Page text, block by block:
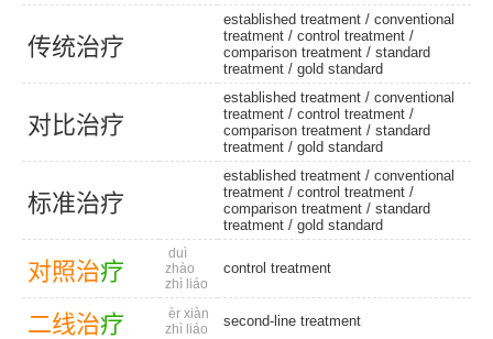
传统治疗
established treatment / conventional
treatment / control treatment /
comparison treatment / standard
treatment / gold standard
对 比治疗
established treatment / conventional
treatment / control treatment /
comparison treatment / standard
treatment / gold standard
标准治疗
established treatment / conventional
treatment / control treatment /
comparison treatment / standard
treatment / gold standard
对照治疗
duì
zhào
zhì liáo
control treatment
二线治疗
èr xiàn
zhì liáo
second-line treatment